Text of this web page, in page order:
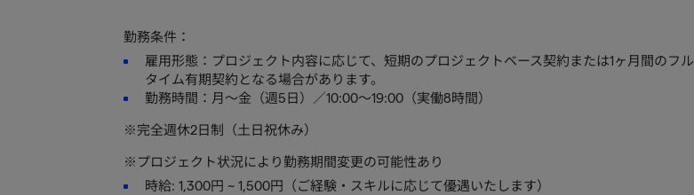
勤務条件：
雇用形態：プロジェクト内容に応じて、短期のプロジェクトベース契約または1ヶ月間のフル
タイム有期契約となる場合があります。
勤務時間：月〜金（週5日）／10:00〜19:00（実働8時間）
※完全週休2日制（土日祝休み）
※プロジェクト状況により勤務期間変更の可能性あり
時給: 1,300円 ~ 1,500円（ご経験・スキルに応じて優遇いたします）